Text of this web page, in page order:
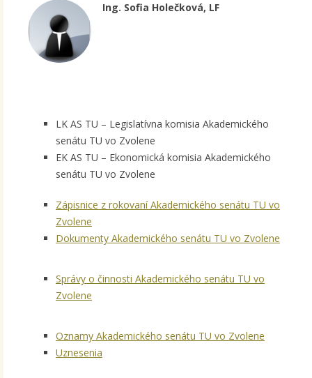
Ing. Sofia Holečková, LF
LK AS TU – Legislatívna komisia Akademického
senátu TU vo Zvolene
EK AS TU – Ekonomická komisia Akademického
senátu TU vo Zvolene
Zápisnice z rokovaní Akademického senátu TU vo
Zvolene
Dokumenty Akademického senátu TU vo Zvolene
Správy o činnosti Akademického senátu TU vo
Zvolene
Oznamy Akademického senátu TU vo Zvolene
Uznesenia